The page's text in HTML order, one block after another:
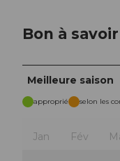
Bon à savoir
Meilleure saison
approprié selon les
Jan Fév